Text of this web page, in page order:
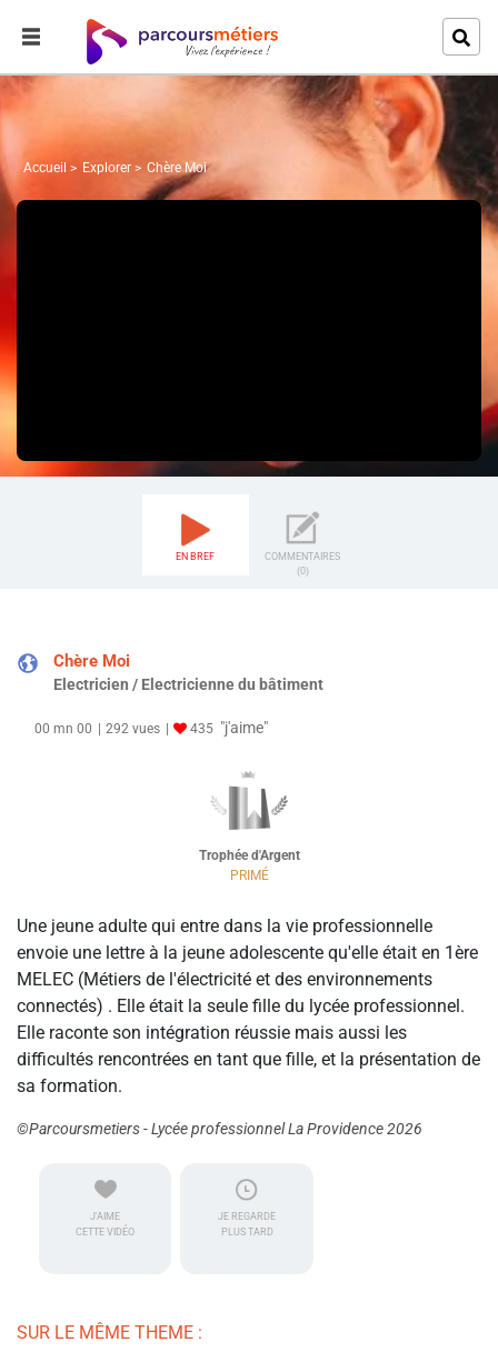
Accueil Explorer Chère Moi
EN BREF
COMMENTAIRES
(0)
Chère Moi
Electricien / Electricienne du bâtiment
00 mn 00 292 vues 435 "j'aime"
Trophée d'Argent
PRIMÉ
Une jeune adulte qui entre dans la vie professionnelle
envoie une lettre à la jeune adolescente qu'elle était en 1ère
MELEC (Métiers de l'électricité et des environnements
connectés) . Elle était la seule fille du lycée professionnel.
Elle raconte son intégration réussie mais aussi les
difficultés rencontrées en tant que fille, et la présentation de
sa formation.
©Parcoursmetiers - Lycée professionnel La Providence 2026
J'AIME
CETTE VIDÉO
JE REGARDE
PLUS TARD
SUR LE MÊME THEME :